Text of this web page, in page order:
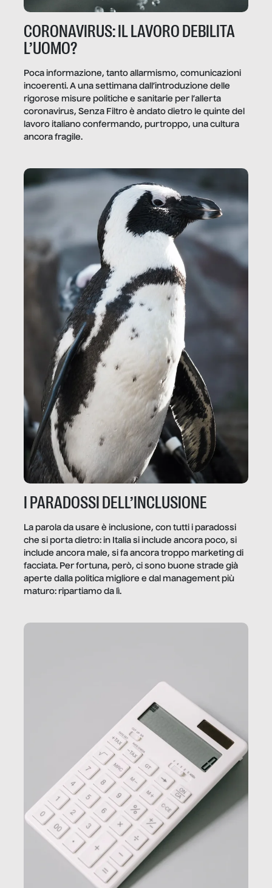
CORONAVIRUS: IL LAVORO DEBILITA
L’UOMO?
Poca informazione, tanto allarmismo, comunicazioni
incoerenti. A una settimana dall’introduzione delle
rigorose misure politiche e sanitarie per l’allerta
coronavirus, Senza Filtro è andato dietro le quinte del
lavoro italiano confermando, purtroppo, una cultura
ancora fragile.
I PARADOSSI DELL’INCLUSIONE
La parola da usare è inclusione, con tutti i paradossi
che si porta dietro: in Italia si include ancora poco, si
include ancora male, si fa ancora troppo marketing di
facciata. Per fortuna, però, ci sono buone strade già
aperte dalla politica migliore e dal management più
maturo: ripartiamo da lì.